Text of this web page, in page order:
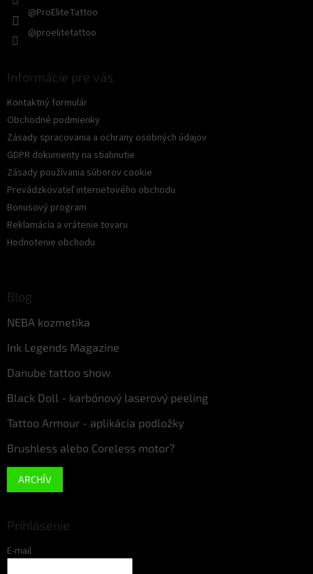
@ProEliteTattoo
@proelitetattoo
Informácie pre vás
Kontaktný formulár
Obchodné podmienky
Zásady spracovania a ochrany osobných údajov
GDPR dokumenty na stiahnutie
Zásady používania súborov cookie
Prevádzkovateľ internetového obchodu
Bonusový program
Reklamácia a vrátenie tovaru
Hodnotenie obchodu
Blog
NEBA kozmetika
Ink Legends Magazine
Danube tattoo show
Black Doll - karbónový laserový peeling
Tattoo Armour - aplikácia podložky
Brushless alebo Coreless motor?
ARCHÍV
Prihlásenie
E-mail